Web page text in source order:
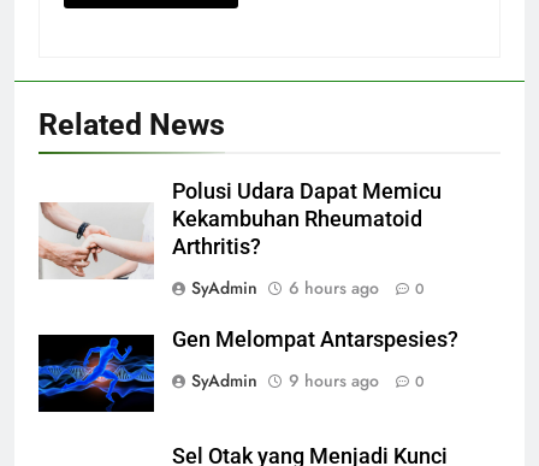
Related News
Polusi Udara Dapat Memicu
Kekambuhan Rheumatoid
Arthritis?
SyAdmin
6 hours ago 0
Gen Melompat Antarspesies?
SyAdmin
9 hours ago 0
Sel Otak yang Menjadi Kunci